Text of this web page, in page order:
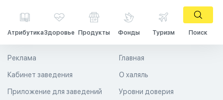
АтрибутикаЗдоровье Продукты Фонды Туризм Поиск
Главная
О халяль
Уровни доверия
Реклама
Кабинет заведения
Приложение для заведений